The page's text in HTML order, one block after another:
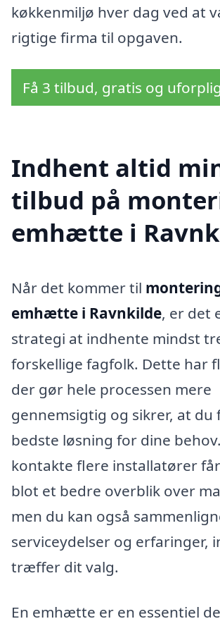
køkkenmiljø hver dag ved at
rigtige firma til opgaven.
Få 3 tilbud, gratis og
Indhent altid
tilbud på
emhætte i
Når det kommer til
emhætte i Ravnkilde, er det
strategi at indhente mindst
forskellige fagfolk. Dette har
der gør hele processen mere
gennemsigtig og sikrer, at du
bedste løsning for dine
kontakte flere installatører
blot et bedre overblik over
men du kan også
serviceydelser og erfaringer,
træffer dit valg.
En emhætte er en essentiel